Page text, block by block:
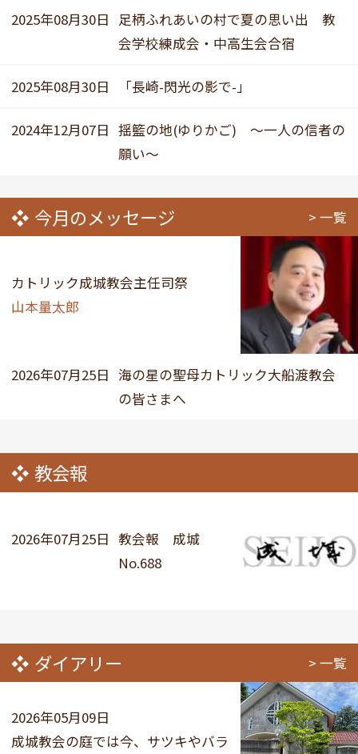
2025年08月30日
足柄ふれあいの村で夏の思い出 教
会学校練成会・中高生会合宿
2025年08月30日 「長崎-閃光の影で-」
2024年12月07日 揺籃の地(ゆりかご) ～一人の信者の
願い～
今月のメッセージ 一覧
カトリック成城教会主任司祭
山本量太郎
2026年07月25日 海の星の聖母カトリック大船渡教会
の皆さまへ
教会報
2026年07月25日 教会報 成城
No.688
ダイアリー 一覧
2026年05月09日
成城教会の庭では今、サツキやバラ